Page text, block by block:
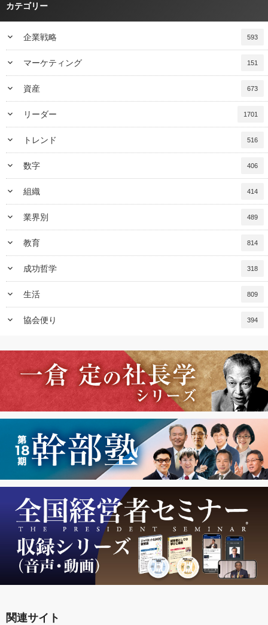
カテゴリー
keyboard_arrow_down 企業戦略 593
keyboard_arrow_down マーケティング 151
keyboard_arrow_down 資産 673
keyboard_arrow_down リーダー 1701
keyboard_arrow_down トレンド 516
keyboard_arrow_down 数字 406
keyboard_arrow_down 組織 414
keyboard_arrow_down 業界別 489
keyboard_arrow_down 教育 814
keyboard_arrow_down 成功哲学 318
keyboard_arrow_down 生活 809
keyboard_arrow_down 協会便り 394
関連サイト